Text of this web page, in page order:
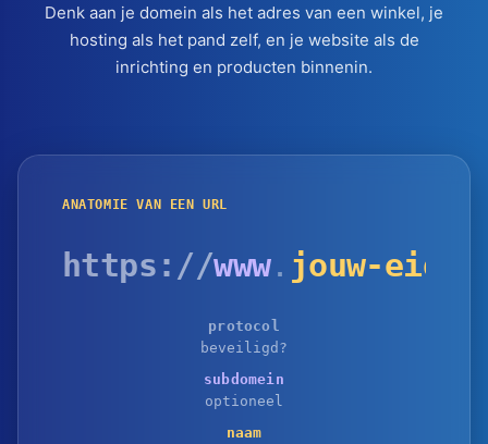
Denk aan je domein als het adres van een winkel, je
hosting als het pand zelf, en je website als de
inrichting en producten binnenin.
ANATOMIE VAN EEN URL
https://www. jouw-
protocol
beveiligd?
subdomein
optioneel
naam